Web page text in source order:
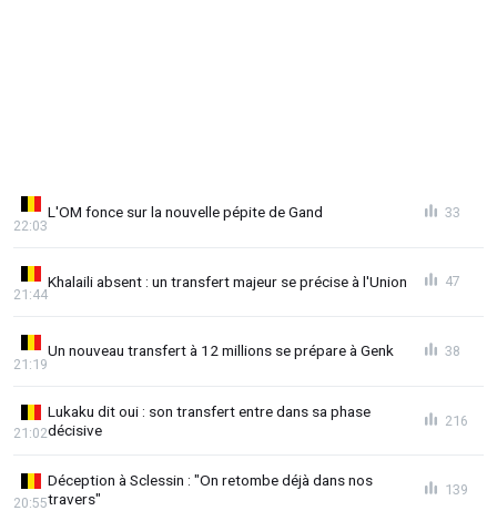
L'OM fonce sur la nouvelle pépite de Gand
22:03
33
Khalaili absent : un transfert majeur se précise à l'Union
21:44
47
Un nouveau transfert à 12 millions se prépare à Genk
21:19
38
Lukaku dit oui : son transfert entre dans sa phase
décisive
21:02
216
Déception à Sclessin : "On retombe déjà dans nos
travers"
20:55
139